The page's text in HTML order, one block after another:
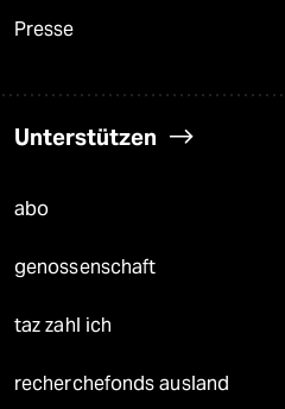
Presse
Unterstützen
abo
genossenschaft
taz zahl ich
recherchefonds ausland